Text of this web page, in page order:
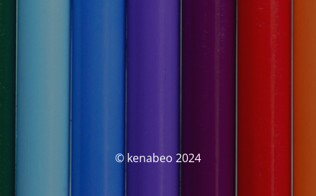
© kenabeo 2024